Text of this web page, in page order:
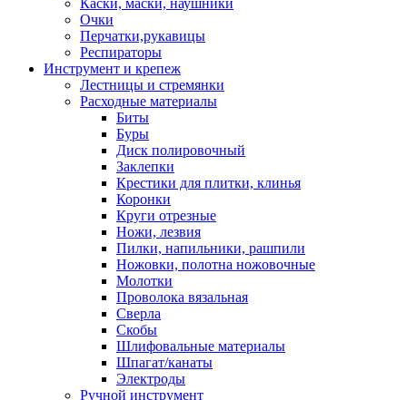
Каски, маски, наушники
Очки
Перчатки,рукавицы
Респираторы
Инструмент и крепеж
Лестницы и стремянки
Расходные материалы
Биты
Буры
Диск полировочный
Заклепки
Крестики для плитки, клинья
Коронки
Круги отрезные
Ножи, лезвия
Пилки, напильники, рашпили
Ножовки, полотна ножовочные
Молотки
Проволока вязальная
Сверла
Скобы
Шлифовальные материалы
Шпагат/канаты
Электроды
Ручной инструмент